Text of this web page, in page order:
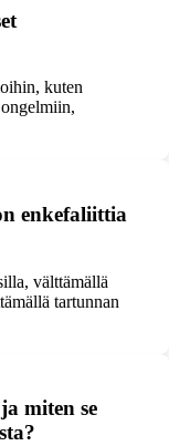
kuten
enkefaliittia
välttämällä
tartunnan
miten se